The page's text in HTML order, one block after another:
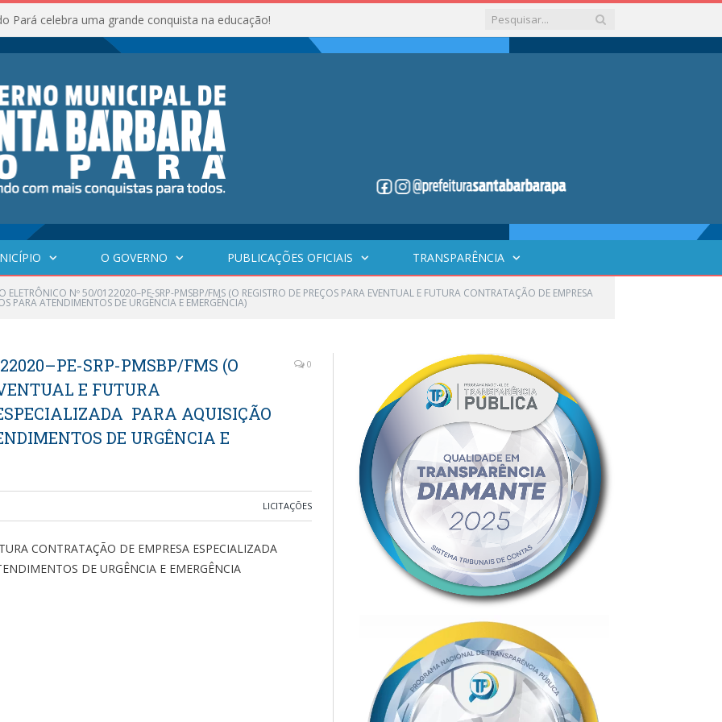
Pará celebra uma grande conquista na educação!
O GOVERNO PUBLICAÇÕES OFICIAIS TRANSPARÊNCIA
ELETRÔNICO Nº 50/0122020–PE-SRP-PMSBP/FMS (O REGISTRO DE PREÇOS PARA EVENTUAL E FUTURA CONTRATAÇÃO DE EMPRESA
PARA ATENDIMENTOS DE URGÊNCIA E EMERGÊNCIA)
SRP-PMSBP/FMS (O
E FUTURA
PARA AQUISIÇÃO
DE URGÊNCIA E
0
LICITAÇÕES
CONTRATAÇÃO DE EMPRESA ESPECIALIZADA
DE URGÊNCIA E EMERGÊNCIA